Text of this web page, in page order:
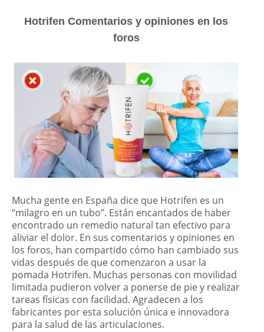
Hotrifen Comentarios y opiniones en los
foros
Mucha gente en España dice que Hotrifen es un
“milagro en un tubo”. Están encantados de haber
encontrado un remedio natural tan efectivo para
aliviar el dolor. En sus comentarios y opiniones en
los foros, han compartido cómo han cambiado sus
vidas después de que comenzaron a usar la
pomada Hotrifen. Muchas personas con movilidad
limitada pudieron volver a ponerse de pie y realizar
tareas físicas con facilidad. Agradecen a los
fabricantes por esta solución única e innovadora
para la salud de las articulaciones.